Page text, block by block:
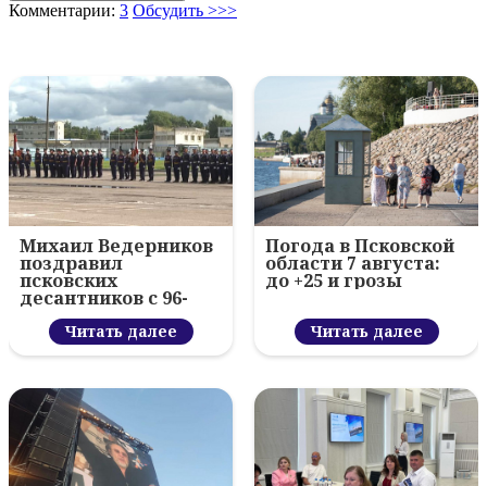
Комментарии: 3 Обсудить >>>
Михаил Ведерников
поздравил
псковских
десантников с 96-
летием ВДВ и
вручил награды
Читать далее
Погода в Псковской
области 7 августа:
до +25 и грозы
Читать далее